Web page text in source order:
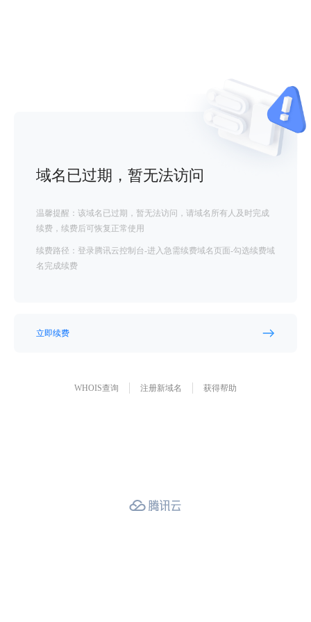
域名已过期，暂无法访问
温馨提醒：该域名已过期，暂无法访问，请域名所有人及时完成
续费，续费后可恢复正常使用
续费路径：登录腾讯云控制台-进入急需续费域名页面-勾选续费域
名完成续费
立即续费
WHOIS查询 注册新域名 获得帮助